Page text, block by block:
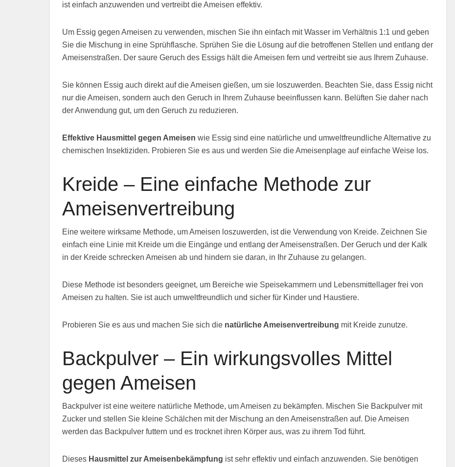
ist einfach anzuwenden und vertreibt die Ameisen effektiv.
Um Essig gegen Ameisen zu verwenden, mischen Sie ihn einfach mit Wasser im Verhältnis 1:1 und geben
Sie die Mischung in eine Sprühflasche. Sprühen Sie die Lösung auf die betroffenen Stellen und entlang der
Ameisenstraßen. Der saure Geruch des Essigs hält die Ameisen fern und vertreibt sie aus Ihrem Zuhause.
Sie können Essig auch direkt auf die Ameisen gießen, um sie loszuwerden. Beachten Sie, dass Essig nicht
nur die Ameisen, sondern auch den Geruch in Ihrem Zuhause beeinflussen kann. Belüften Sie daher nach
der Anwendung gut, um den Geruch zu reduzieren.
Effektive Hausmittel gegen Ameisen wie Essig sind eine natürliche und umweltfreundliche Alternative zu
chemischen Insektiziden. Probieren Sie es aus und werden Sie die Ameisenplage auf einfache Weise los.
Kreide – Eine einfache Methode zur
Ameisenvertreibung
Eine weitere wirksame Methode, um Ameisen loszuwerden, ist die Verwendung von Kreide. Zeichnen Sie
einfach eine Linie mit Kreide um die Eingänge und entlang der Ameisenstraßen. Der Geruch und der Kalk
in der Kreide schrecken Ameisen ab und hindern sie daran, in Ihr Zuhause zu gelangen.
Diese Methode ist besonders geeignet, um Bereiche wie Speisekammern und Lebensmittellager frei von
Ameisen zu halten. Sie ist auch umweltfreundlich und sicher für Kinder und Haustiere.
Probieren Sie es aus und machen Sie sich die natürliche Ameisenvertreibung mit Kreide zunutze.
Backpulver – Ein wirkungsvolles Mittel
gegen Ameisen
Backpulver ist eine weitere natürliche Methode, um Ameisen zu bekämpfen. Mischen Sie Backpulver mit
Zucker und stellen Sie kleine Schälchen mit der Mischung an den Ameisenstraßen auf. Die Ameisen
werden das Backpulver futtern und es trocknet ihren Körper aus, was zu ihrem Tod führt.
Dieses Hausmittel zur Ameisenbekämpfung ist sehr effektiv und einfach anzuwenden. Sie benötigen